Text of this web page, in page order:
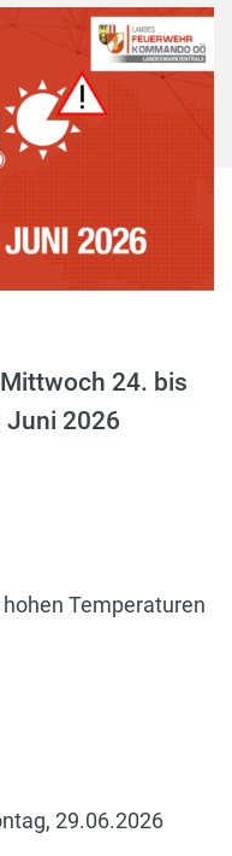
24. bis
Juni 2026
Temperaturen
29.06.2026